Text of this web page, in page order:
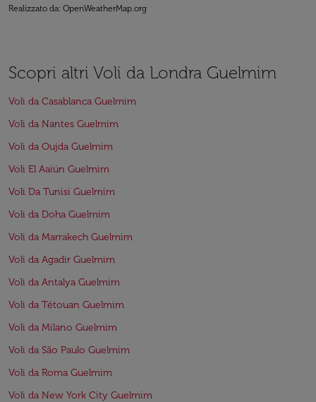
Realizzato da: OpenWeatherMap.org
Scopri altri Voli da Londra Guelmim
Voli da Casablanca Guelmim
Voli da Nantes Guelmim
Voli da Oujda Guelmim
Voli El Aaiún Guelmim
Voli Da Tunisi Guelmim
Voli da Doha Guelmim
Voli da Marrakech Guelmim
Voli da Agadir Guelmim
Voli da Antalya Guelmim
Voli da Tétouan Guelmim
Voli da Milano Guelmim
Voli da São Paulo Guelmim
Voli da Roma Guelmim
Voli da New York City Guelmim